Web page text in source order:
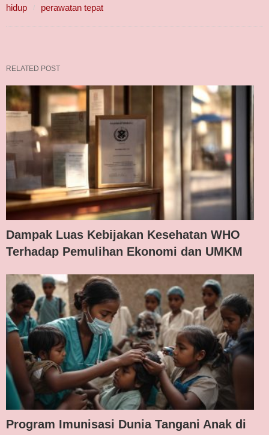
hidup
perawatan tepat
RELATED POST
Dampak Luas Kebijakan Kesehatan WHO
Terhadap Pemulihan Ekonomi dan UMKM
Program Imunisasi Dunia Tangani Anak di